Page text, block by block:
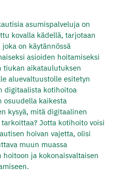
asumispalveluja on
kovalla kädellä, tarjotaan
on käytännössä
asioiden hoitamiseksi
tiukan aikataulutuksen
aluevaltuustolle esitetyn
digitaalista kotihoitoa
osuudella kaikesta
kysyä, mitä digitaalinen
Jotta kotihoito voisi
hoivan vajetta, olisi
muun muassa
ja kokonaisvaltaisen